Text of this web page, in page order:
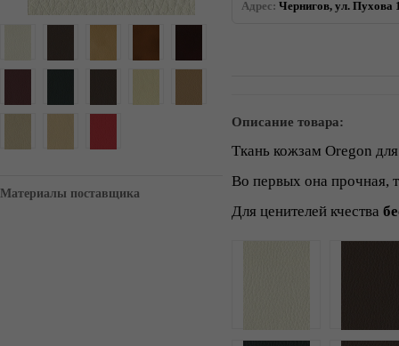
Материалы поставщика
Адрес: Чернигов, ул. Пухова
Описание товара:
Ткань кожзам Oregon
Во первых она прочная,
Для ценителей кчества